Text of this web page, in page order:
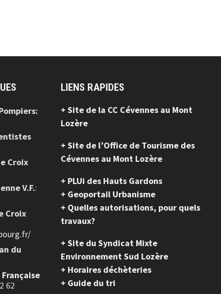
Croix
V.F.:
Croix
du
Française
62
LIENS RAPIDES
+ Site de la CC Cévennes au Mont
Lozère
+ Site de l’Office de Tourisme des
Cévennes au Mont Lozère
+ PLUi des Hauts Gardons
+ Geoportail Urbanisme
+ Quelles autorisations, pour quels
travaux?
+ Site du Syndicat Mixte
Environnement Sud Lozère
+ Horaires déchèteries
+ Guide du tri